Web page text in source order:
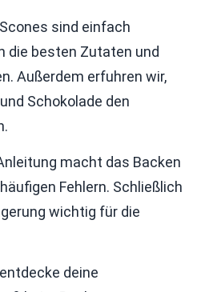
sind einfach
die besten Zutaten und
Außerdem erfuhren wir,
Schokolade den
macht das Backen
Fehlern. Schließlich
wichtig für die
deine